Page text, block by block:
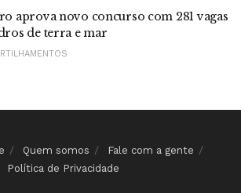
aprova novo concurso com 281 vagas
de terra e mar
Quem somos
Fale com a gente
Política de Privacidade